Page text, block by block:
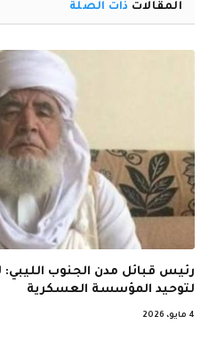
المقالات ذات الصلة
رئيس قبائل مدن الجنوب
لتوحيد المؤسسة العسكرية
4 مايو، 2026